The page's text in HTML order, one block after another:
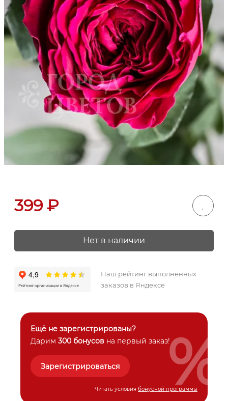
399₽
Нет в наличии
Наш рейтинг выполненных
заказов в Яндексе
Ещё не зарегистрированы?
Дарим 300 бонусов на первый заказ!
Зарегистрироваться
Читать условия бонусной программы
%